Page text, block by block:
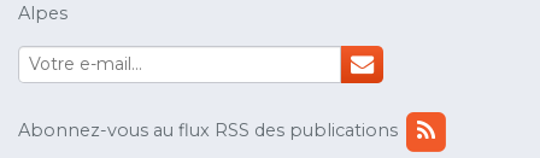
Alpes
Abonnez-vous au flux RSS des publications